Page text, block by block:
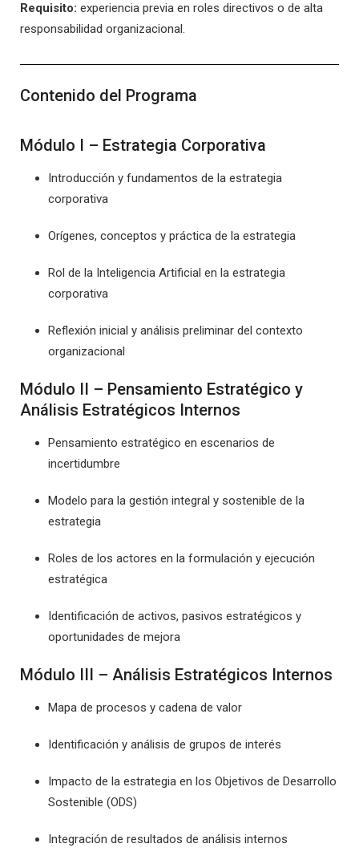
Requisito: experiencia previa en roles directivos o de alta
responsabilidad organizacional.
Contenido del Programa
Módulo I – Estrategia Corporativa
Introducción y fundamentos de la estrategia
corporativa
Orígenes, conceptos y práctica de la estrategia
Rol de la Inteligencia Artificial en la estrategia
corporativa
Reflexión inicial y análisis preliminar del contexto
organizacional
Módulo II – Pensamiento Estratégico y
Análisis Estratégicos Internos
Pensamiento estratégico en escenarios de
incertidumbre
Modelo para la gestión integral y sostenible de la
estrategia
Roles de los actores en la formulación y ejecución
estratégica
Identificación de activos, pasivos estratégicos y
oportunidades de mejora
Módulo III – Análisis Estratégicos Internos
Mapa de procesos y cadena de valor
Identificación y análisis de grupos de interés
Impacto de la estrategia en los Objetivos de Desarrollo
Sostenible (ODS)
Integración de resultados de análisis internos